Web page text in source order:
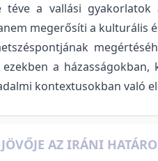
a vallási gyakorlatok
megerősíti a kulturális
a házasságokban,
kontextusokban való
AZ IRÁNI